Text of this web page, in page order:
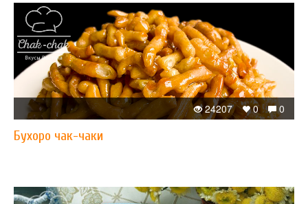
0
0
24207
Бухоро чак-чаки